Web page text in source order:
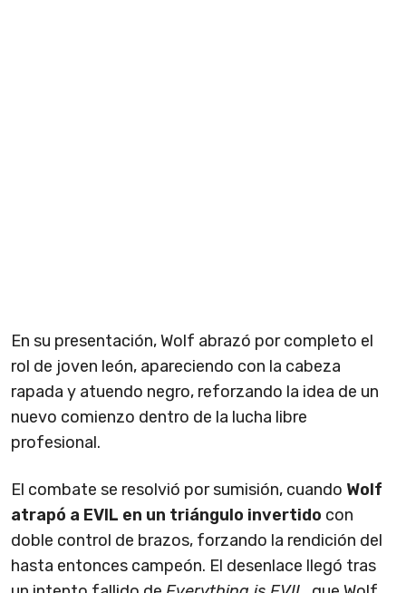
En su presentación, Wolf abrazó por completo el
rol de joven león, apareciendo con la cabeza
rapada y atuendo negro, reforzando la idea de un
nuevo comienzo dentro de la lucha libre
profesional.
El combate se resolvió por sumisión, cuando Wolf
atrapó a EVIL en un triángulo invertido con
doble control de brazos, forzando la rendición del
hasta entonces campeón. El desenlace llegó tras